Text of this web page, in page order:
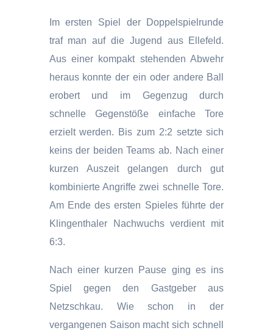
Im ersten Spiel der Doppelspielrunde
traf man auf die Jugend aus Ellefeld.
Aus einer kompakt stehenden Abwehr
heraus konnte der ein oder andere Ball
erobert und im Gegenzug durch
schnelle Gegenstöße einfache Tore
erzielt werden. Bis zum 2:2 setzte sich
keins der beiden Teams ab. Nach einer
kurzen Auszeit gelangen durch gut
kombinierte Angriffe zwei schnelle Tore.
Am Ende des ersten Spieles führte der
Klingenthaler Nachwuchs verdient mit
6:3.
Nach einer kurzen Pause ging es ins
Spiel gegen den Gastgeber aus
Netzschkau. Wie schon in der
vergangenen Saison macht sich schnell